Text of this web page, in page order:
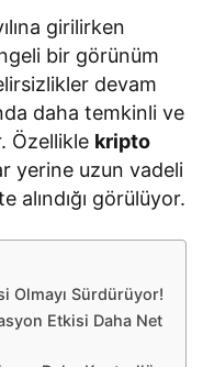
girilirken
bir görünüm
devam
daha temkinli ve
Özellikle kripto
yerine uzun vadeli
görülüyor.
Olmayı Sürdürüyor!
Etkisi Daha Net